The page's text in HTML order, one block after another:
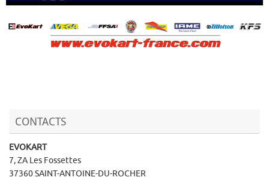
CONTACTS
EVOKART
7, ZA Les Fossettes
37360 SAINT-ANTOINE-DU-ROCHER